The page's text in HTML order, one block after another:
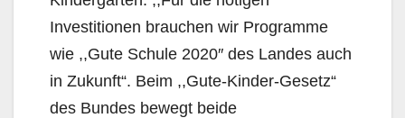
Investitionen brauchen wir Programme
wie ,,Gute Schule 2020″ des Landes auch
in Zukunft“. Beim ,,Gute-Kinder-Gesetz“
des Bundes bewegt beide